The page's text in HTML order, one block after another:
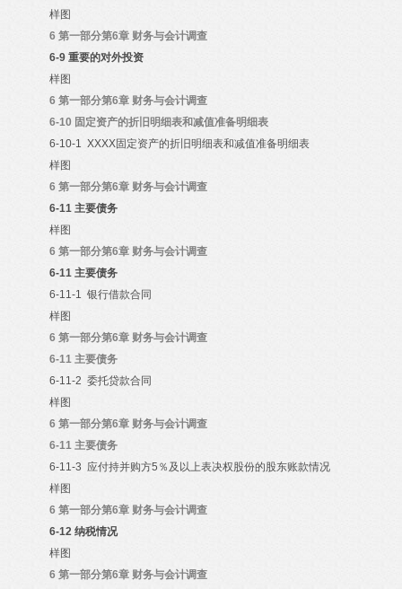
样图
6 第一部分第6章 财务与会计调查
6-9 重要的对外投资
样图
6 第一部分第6章 财务与会计调查
6-10 固定资产的折旧明细表和减值准备明细表
6-10-1 XXXX固定资产的折旧明细表和减值准备明细表
样图
6 第一部分第6章 财务与会计调查
6-11 主要债务
样图
6 第一部分第6章 财务与会计调查
6-11 主要债务
6-11-1 银行借款合同
样图
6 第一部分第6章 财务与会计调查
6-11 主要债务
6-11-2 委托贷款合同
样图
6 第一部分第6章 财务与会计调查
6-11 主要债务
6-11-3 应付持并购方5％及以上表决权股份的股东账款情况
样图
6 第一部分第6章 财务与会计调查
6-12 纳税情况
样图
6 第一部分第6章 财务与会计调查